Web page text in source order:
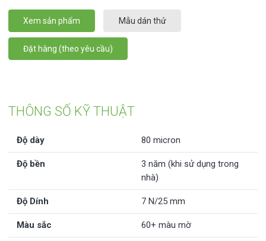
Xem sản phẩm Mẫu dán thử
Đặt hàng (theo yêu cầu)
THÔNG SỐ KỸ THUẬT
Độ dày 80 micron
Độ bền
3 năm (khi sử dụng trong
nhà)
Độ Dính 7 N/25 mm
Màu sắc 60+ màu mờ